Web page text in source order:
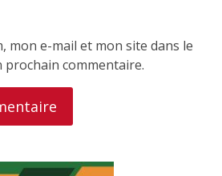
mon e-mail et mon site dans le
commentaire.